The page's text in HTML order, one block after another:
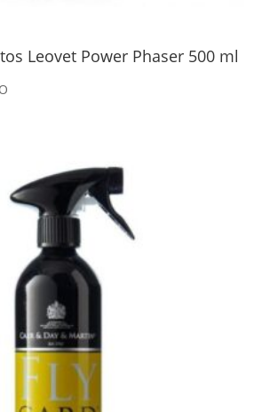
Leovet Power Phaser 500 ml